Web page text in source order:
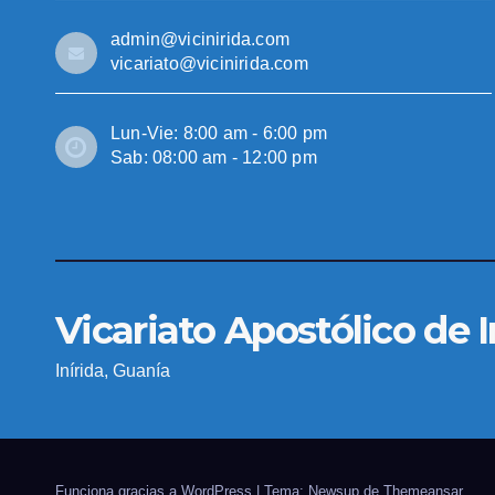
admin@vicinirida.com
vicariato@vicinirida.com
Lun-Vie: 8:00 am - 6:00 pm
Sab: 08:00 am - 12:00 pm
Vicariato Apostólico de
Inírida, Guanía
Funciona gracias a WordPress Tema: Newsup de Themeansar